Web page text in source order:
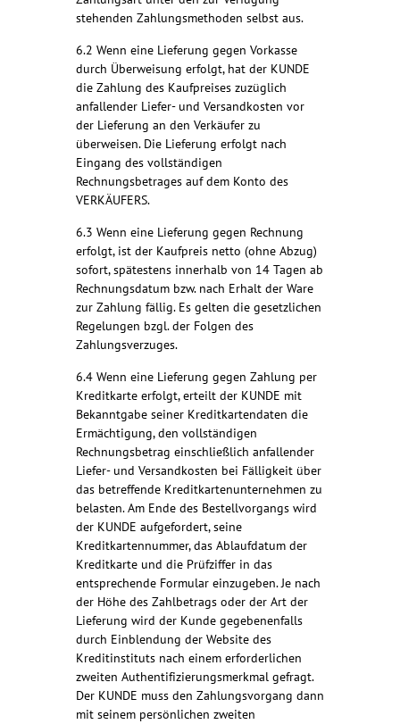
stehenden Zahlungsmethoden selbst aus.
6.2 Wenn eine Lieferung gegen Vorkasse
durch Überweisung erfolgt, hat der KUNDE
die Zahlung des Kaufpreises zuzüglich
anfallender Liefer- und Versandkosten vor
der Lieferung an den Verkäufer zu
überweisen. Die Lieferung erfolgt nach
Eingang des vollständigen
Rechnungsbetrages auf dem Konto des
VERKÄUFERS.
6.3 Wenn eine Lieferung gegen Rechnung
erfolgt, ist der Kaufpreis netto (ohne Abzug)
sofort, spätestens innerhalb von 14 Tagen ab
Rechnungsdatum bzw. nach Erhalt der Ware
zur Zahlung fällig. Es gelten die gesetzlichen
Regelungen bzgl. der Folgen des
Zahlungsverzuges.
6.4 Wenn eine Lieferung gegen Zahlung per
Kreditkarte erfolgt, erteilt der KUNDE mit
Bekanntgabe seiner Kreditkartendaten die
Ermächtigung, den vollständigen
Rechnungsbetrag einschließlich anfallender
Liefer- und Versandkosten bei Fälligkeit über
das betreffende Kreditkartenunternehmen zu
belasten. Am Ende des Bestellvorgangs wird
der KUNDE aufgefordert, seine
Kreditkartennummer, das Ablaufdatum der
Kreditkarte und die Prüfziffer in das
entsprechende Formular einzugeben. Je nach
der Höhe des Zahlbetrags oder der Art der
Lieferung wird der Kunde gegebenenfalls
durch Einblendung der Website des
Kreditinstituts nach einem erforderlichen
zweiten Authentifizierungsmerkmal gefragt.
Der KUNDE muss den Zahlungsvorgang dann
mit seinem persönlichen zweiten